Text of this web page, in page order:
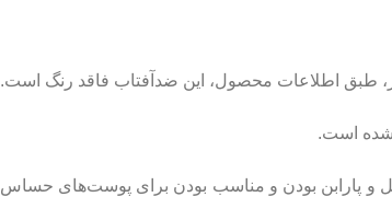
طبق اطلاعات محصول، این ضدآفتاب فاقد رنگ است.
و پارابن بودن و مناسب بودن برای پوست‌های حساس